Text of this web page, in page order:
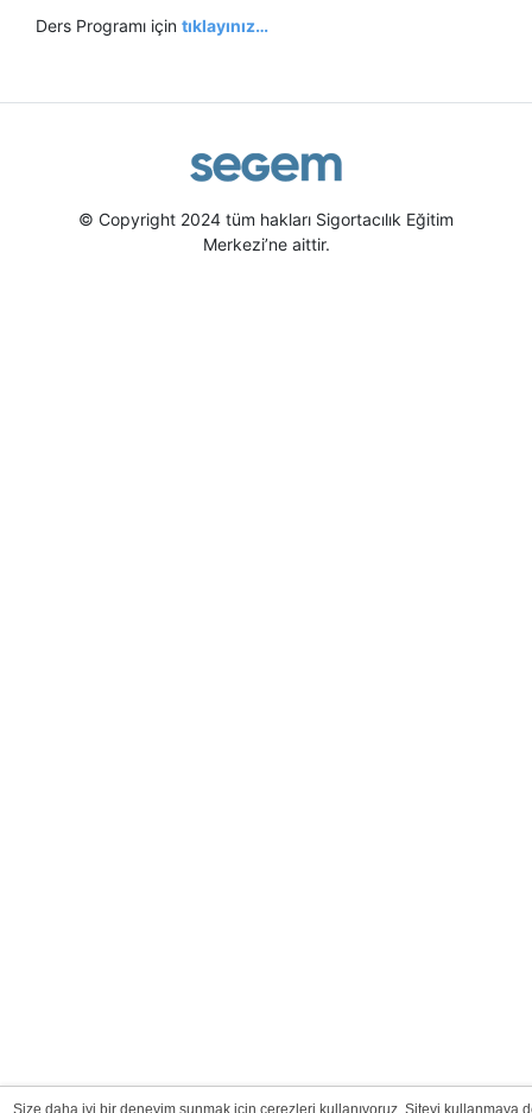
Ders Programı için tıklayınız…
© Copyright 2024 tüm hakları Sigortacılık Eğitim
Merkezi’ne aittir.
Size daha iyi bir deneyim sunmak için çerezleri kullanıyoruz. Siteyi kullanmaya